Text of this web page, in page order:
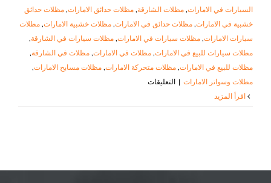
السيارات في الامارات, مظلات الشارقة, مظلات حدائق الامارات, مظلات حدائق
خشبية في الامارات, مظلات حدائق في الامارات, مظلات خشبية الامارات, مظلات
سيارات الامارات, مظلات سيارات في الامارات, مظلات سيارات في الشارقة,
مظلات سيارات للبيع في الامارات, مظلات في الامارات, مظلات في الشارقة,
مظلات للبيع في الامارات, مظلات متحركة الامارات, مظلات مسابح الامارات,
مظلات وسواتر الامارات | التعليقاتعلى
مظلات